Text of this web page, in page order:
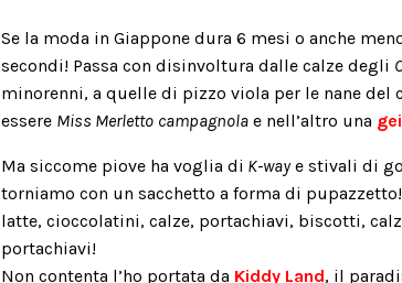
Se la moda in Giappone dura 6 mesi o anche
secondi! Passa con disinvoltura dalle calze degli
minorenni, a quelle di pizzo viola per le nane del
essere Miss Merletto campagnola e nell’altro una
Ma siccome piove ha voglia di K-waye stivali di
torniamo con un sacchetto a forma di
latte, cioccolatini, calze, portachiavi, biscotti,
portachiavi!
Non contenta l’ho portata da Kiddy Land, il